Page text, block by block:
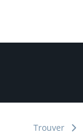
Trouver